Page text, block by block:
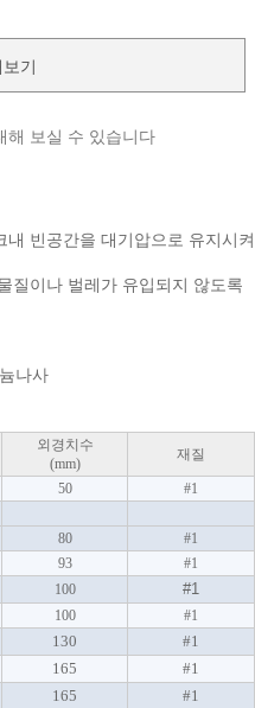
기
해 보실 수 있습니다
빈공간을 대기압으로 유지시켜
질이나 벌레가 유입되지 않도록
나사
외경치수
(mm)
재질
50 #1
80
#1
93
#1
100 #1
100 #1
130
#1
165
#1
165 #1